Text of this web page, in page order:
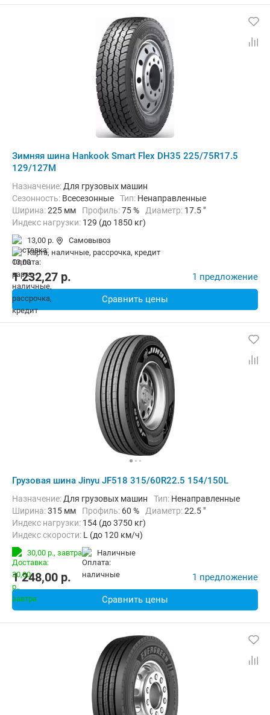
Зимняя шина Hankook Smart Flex DH35 225/75R17.5
129/127M
Назначение: Для грузовых машин
Сезонность: Всесезонные Тип: Ненаправленные
Ширина:225 мм Профиль:75 % Диаметр: 17.5 "
Индекс нагрузки: 129 (до 1850 кг)
Индекс скорости:
13,00 р.
Самовывоз
карта, наличные, рассрочка, кредит
1 232,27 p. 1 предложение
Сравнить цены
Грузовая шина Jinyu JF518 315/60R22.5 154/150L
Назначение: Для грузовых машин Тип: Ненаправленные
Ширина:315 мм Профиль: 60 % Диаметр:22.5 "
Индекс нагрузки: 154 (до 3750 кг)
Индекс скорости: L (до 120 км/ч)
30,00 р., завтра наличные
1 248,00 p. 1 предложение
Сравнить цены